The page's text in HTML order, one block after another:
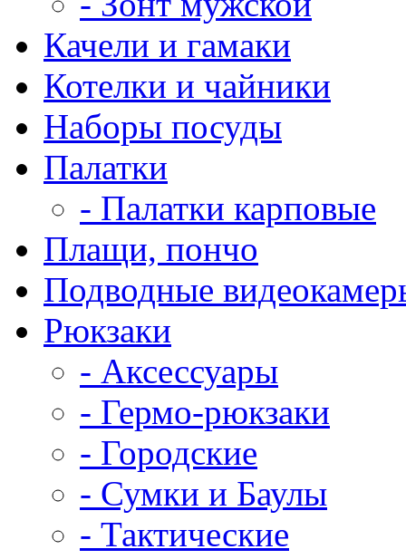
Качели и гамаки
Котелки и чайники
Наборы посуды
Палатки
- Палатки карповые
Плащи, пончо
Подводные
Рюкзаки
- Аксессуары
- Гермо-рюкзаки
- Городские
- Сумки и Баулы
- Тактические